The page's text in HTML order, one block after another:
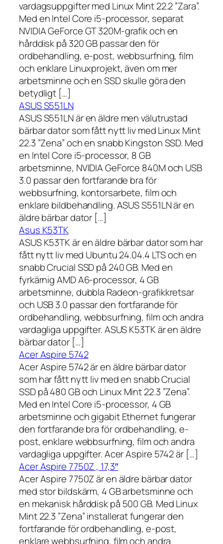
vardagsuppgifter med Linux Mint 22.2 ”Zara”.
Med en Intel Core i5-processor, separat
NVIDIA GeForce GT 320M-grafik och en
hårddisk på 320 GB passar den för
ordbehandling, e-post, webbsurfning, film
och enklare Linuxprojekt, även om mer
arbetsminne och en SSD skulle göra den
betydligt […]
ASUS S551LN
ASUS S551LN är en äldre men välutrustad
bärbar dator som fått nytt liv med Linux Mint
22.3 ”Zena” och en snabb Kingston SSD. Med
en Intel Core i5-processor, 8 GB
arbetsminne, NVIDIA GeForce 840M och USB
3.0 passar den fortfarande bra för
webbsurfning, kontorsarbete, film och
enklare bildbehandling. ASUS S551LN är en
äldre bärbar dator […]
Asus K53TK
ASUS K53TK är en äldre bärbar dator som har
fått nytt liv med Ubuntu 24.04.4 LTS och en
snabb Crucial SSD på 240 GB. Med en
fyrkärnig AMD A6-processor, 4 GB
arbetsminne, dubbla Radeon-grafikkretsar
och USB 3.0 passar den fortfarande för
ordbehandling, webbsurfning, film och andra
vardagliga uppgifter. ASUS K53TK är en äldre
bärbar dator […]
Acer Aspire 5742
Acer Aspire 5742 är en äldre bärbar dator
som har fått nytt liv med en snabb Crucial
SSD på 480 GB och Linux Mint 22.3 ”Zena”.
Med en Intel Core i5-processor, 4 GB
arbetsminne och gigabit Ethernet fungerar
den fortfarande bra för ordbehandling, e-
post, enklare webbsurfning, film och andra
vardagliga uppgifter. Acer Aspire 5742 är […]
Acer Aspire 7750Z , 17,3″
Acer Aspire 7750Z är en äldre bärbar dator
med stor bildskärm, 4 GB arbetsminne och
en mekanisk hårddisk på 500 GB. Med Linux
Mint 22.3 ”Zena” installerat fungerar den
fortfarande för ordbehandling, e-post,
enklare webbsurfning, film och andra